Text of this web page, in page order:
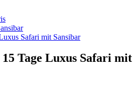
Safari mit Sansibar
Tage Luxus Safari mit